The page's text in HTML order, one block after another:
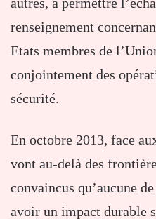
renseignement
Etats membres de
conjointement des
sécurité.
En octobre 2013, face
vont au-delà des
convaincus qu’aucune
avoir un impact durable